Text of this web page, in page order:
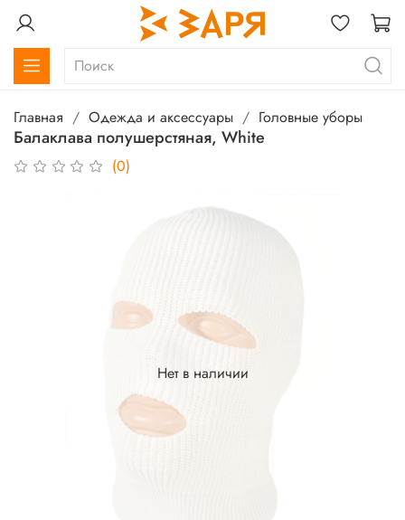
Главная Одежда и аксессуары Головные уборы
Балаклава полушерстяная, White
(0)
Нет в наличии